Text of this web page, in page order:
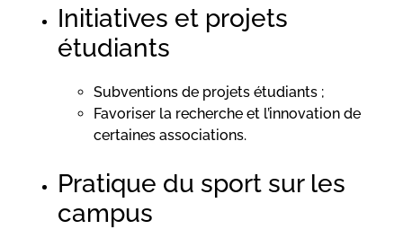
Initiatives et projets
étudiants
Subventions de projets étudiants ;
Favoriser la recherche et l’innovation de
certaines associations.
Pratique du sport sur les
campus